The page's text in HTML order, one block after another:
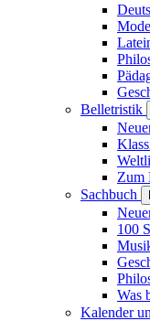
Belletristik
Zum
Sachbuch
100
Was
Kalender